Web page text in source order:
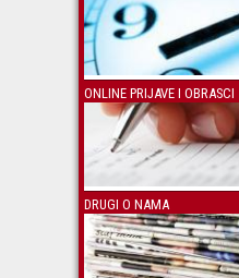
ONLINE PRIJAVE I OBRASCI
DRUGI O NAMA